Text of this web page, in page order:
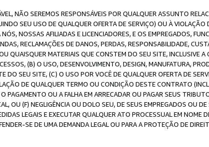
NÃO SEREMOS RESPONSÁVEIS POR QUALQUER ASSUNTO
SEU USO DE QUALQUER OFERTA DE SERVIÇO) OU À
NOSSAS AFILIADAS E LICENCIADORES, E OS EMPREGADOS,
RECLAMAÇÕES DE DANOS, PERDAS, RESPONSABILIDADE,
QUAISQUER MATERIAIS QUE CONSTEM DO SEU SITE, INCLUSIVE
(B) O USO, DESENVOLVIMENTO, DESIGN, MANUFATURA,
DO SEU SITE, (C) O USO POR VOCÊ DE QUALQUER OFERTA DE
DE QUALQUER TERMO OU CONDIÇÃO DESTE CONTRATO
PAGAMENTO OU A FALHA EM ARRECADAR OU PAGAR SEUS
OU (F) NEGLIGÊNCIA OU DOLO SEU, DE SEUS EMPREGADOS OU
LEGAIS E EXECUTAR QUALQUER ATO PROCESSUAL EM NOME
SE DE UMA DEMANDA LEGAL OU PARA A PROTEÇÃO DE